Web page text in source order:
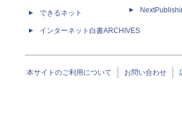
できるネット
インターネット白書ARCHIVES
本サイトのご利用について お問い合わせ